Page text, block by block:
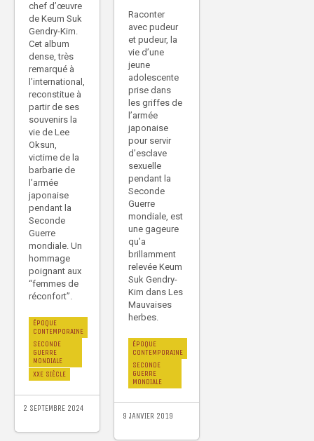
chef d’œuvre
de Keum Suk
Gendry-Kim.
Cet album
dense, très
remarqué à
l’international,
reconstitue à
partir de ses
souvenirs la
vie de Lee
Oksun,
victime de la
barbarie de
l’armée
japonaise
pendant la
Seconde
Guerre
mondiale. Un
hommage
poignant aux
“femmes de
réconfort”.
ÉPOQUE
CONTEMPORAINE
SECONDE
GUERRE
MONDIALE
XXE SIÈCLE
2 SEPTEMBRE 2024
Raconter
avec pudeur
et pudeur, la
vie d’une
jeune
adolescente
prise dans
les griffes de
l’armée
japonaise
pour servir
d’esclave
sexuelle
pendant la
Seconde
Guerre
mondiale, est
une gageure
qu’a
brillamment
relevée Keum
Suk Gendry-
Kim dans Les
Mauvaises
herbes.
ÉPOQUE
CONTEMPORAINE
SECONDE
GUERRE
MONDIALE
9 JANVIER 2019